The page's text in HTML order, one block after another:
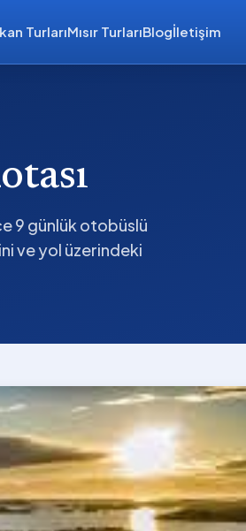
TurlarıMısır TurlarıBlogİletişim
9 günlük otobüslü
ve yol üzerindeki